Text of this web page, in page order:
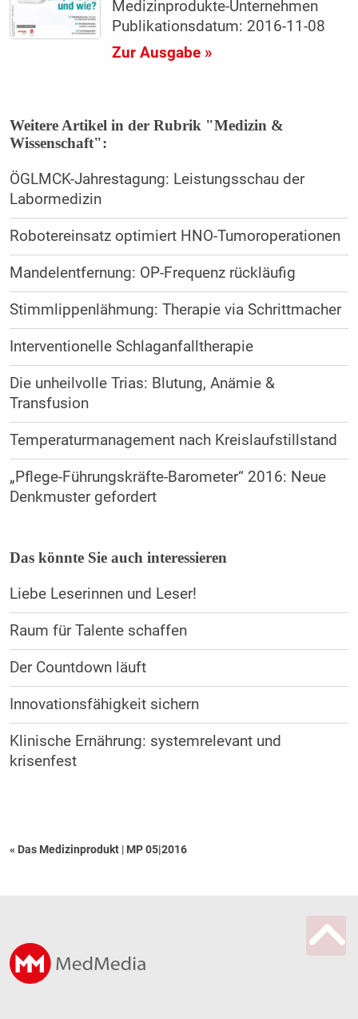
Medizinprodukte-Unternehmen
Publikationsdatum: 2016-11-08
Zur Ausgabe »
Weitere Artikel in der Rubrik "Medizin &
Wissenschaft":
ÖGLMCK-Jahrestagung: Leistungsschau der
Labormedizin
Robotereinsatz optimiert ­HNO-Tumoroperationen
Mandelentfernung: OP-Frequenz rückläufig
Stimmlippenlähmung: Therapie via Schrittmacher
Interventionelle Schlaganfalltherapie
Die unheilvolle Trias: Blutung, Anämie &
Transfusion
Temperaturmanagement nach Kreislaufstillstand
„Pflege-Führungskräfte-Barometer“ 2016: Neue
Denkmuster gefordert
Das könnte Sie auch interessieren
Liebe Leserinnen und Leser!
Raum für Talente schaffen
Der Countdown läuft
Innovationsfähigkeit sichern
Klinische Ernährung: systemrelevant und
krisenfest
« Das Medizinprodukt | MP 05|2016